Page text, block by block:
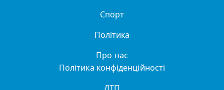
Спорт
Політика
Про нас
Політика конфіденційності